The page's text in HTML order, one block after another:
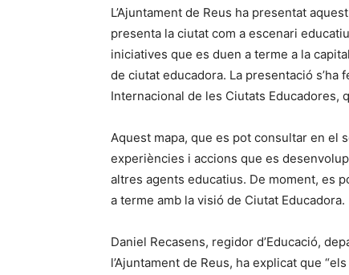
L’Ajuntament de Reus ha presentat
presenta la ciutat com a escenari
iniciatives que es duen a terme a la
de ciutat educadora. La presentació s’ha
Internacional de les Ciutats Educadores,
Aquest mapa, que es pot consultar en el
experiències i accions que es
altres agents educatius. De moment, es
a terme amb la visió de Ciutat Educadora.
Daniel Recasens, regidor d’Educació,
l’Ajuntament de Reus, ha explicat que